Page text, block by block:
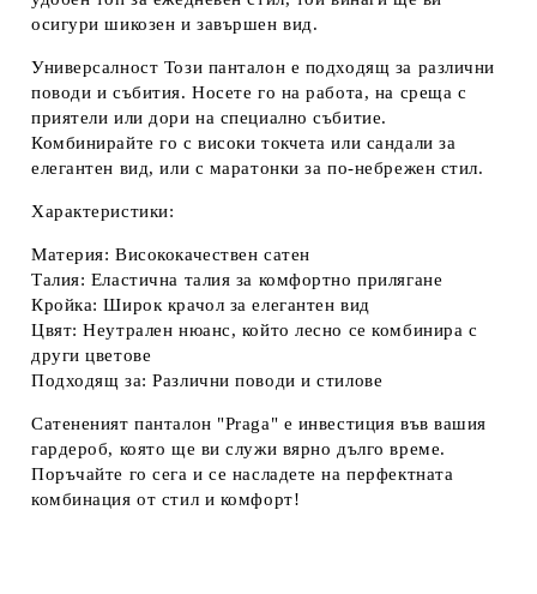
осигури шикозен и завършен вид.
Универсалност Този панталон е подходящ за различни
поводи и събития. Носете го на работа, на среща с
приятели или дори на специално събитие.
Комбинирайте го с високи токчета или сандали за
елегантен вид, или с маратонки за по-небрежен стил.
Характеристики:
Материя: Висококачествен сатен
Талия: Еластична талия за комфортно прилягане
Кройка: Широк крачол за елегантен вид
Цвят: Неутрален нюанс, който лесно се комбинира с
други цветове
Подходящ за: Различни поводи и стилове
Сатененият панталон "Praga" е инвестиция във вашия
гардероб, която ще ви служи вярно дълго време.
Поръчайте го сега и се насладете на перфектната
комбинация от стил и комфорт!